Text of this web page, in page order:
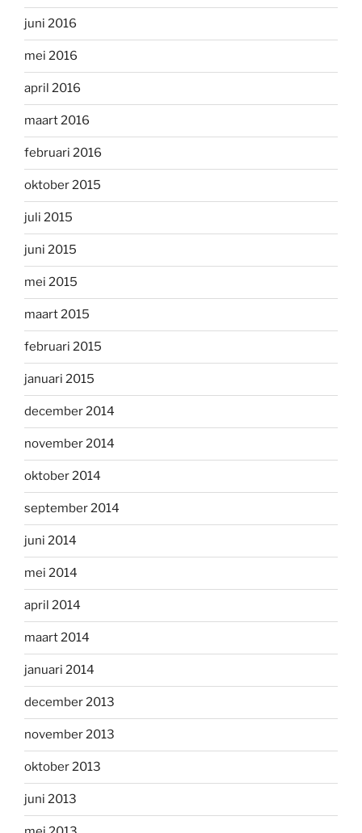
juni 2016
mei 2016
april 2016
maart 2016
februari 2016
oktober 2015
juli 2015
juni 2015
mei 2015
maart 2015
februari 2015
januari 2015
december 2014
november 2014
oktober 2014
september 2014
juni 2014
mei 2014
april 2014
maart 2014
januari 2014
december 2013
november 2013
oktober 2013
juni 2013